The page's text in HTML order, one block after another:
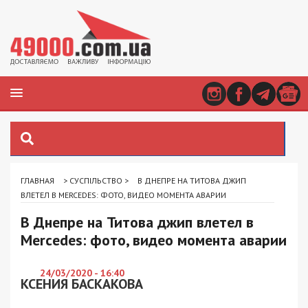
ГЛАВНАЯ > СУСПІЛЬСТВО >
В ДНЕПРЕ НА ТИТОВА ДЖИП
ВЛЕТЕЛ В MERCEDES: ФОТО, ВИДЕО МОМЕНТА АВАРИИ
В Днепре на Титова джип влетел в
Mercedes: фото, видео момента аварии
24/03/2020 - 16:40
КСЕНИЯ БАСКАКОВА